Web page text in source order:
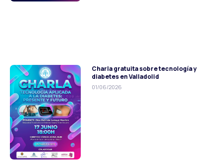
Charla gratuita sobre tecnología y
diabetes en Valladolid
01/06/2026